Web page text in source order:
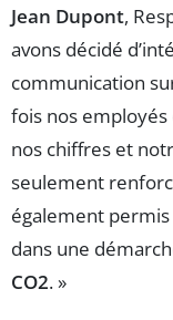
Jean Dupont,
avons décidé
communication
fois nos employés
nos chiffres et
seulement
également permis
dans une
CO2. »